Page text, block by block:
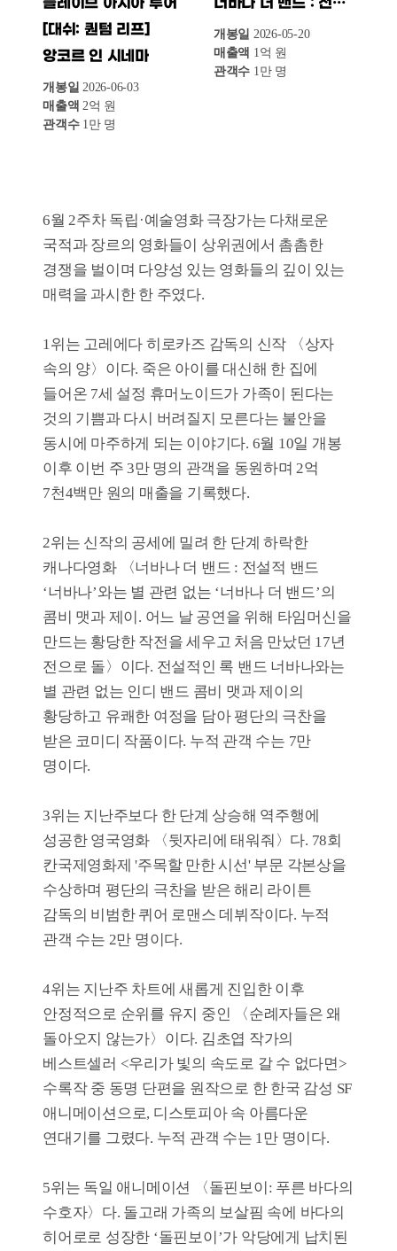
황당하고 유쾌한 여정을 담아 평단의 극찬을
받은 코미디 작품이다. 누적 관객 수는 7만
명이다.
3위는 지난주보다 한 단계 상승해 역주행에
성공한 영국영화 〈뒷자리에 태워줘〉다. 78회
4위는 지난주 차트에 새롭게 진입한 이후
안정적으로 순위를 유지 중인 〈순례자들은 왜
돌아오지 않는가〉이다. 김초엽 작가의
베스트셀러 <우리가 빛의 속도로 갈 수 없다면>
애니메이션으로, 디스토피아 속 아름다운
연대기를 그렸다. 누적 관객 수는 1만 명이다.
5위는 독일 애니메이션 〈돌핀보이: 푸른 바다의
수호자〉다. 돌고래 가족의 보살핌 속에 바다의
히어로로 성장한 ‘돌핀보이’가 악당에게 납치된
아빠를 구하고 바다를 지키기 위해 바닷속
친구들과 괴물섬으로 환상적인 모험을 떠나는
6월 2주차 독립·예술영화 흥행 TOP10
상자 속의 양
개봉일2026-06-10
매출액274백만 원
관객수30천 명
너바나 더 밴드 : 전설적 밴드 ‘너바나’와는 별 관련 없는 ‘너바나 더 밴드’의 콤비 맷과 제이. 어느 날 공연을 위해 타임머신을 만드는 황당한 작전을 세우고 처음 만났던 17년 전으로 돌
개봉일 2026-05-20
매출액 80백만 원
관객수8천 명
뒷자리에 태워줘
매출액32백만 원
순례자들은 왜
돌아오지 않는가
개봉일
2026-06-03
관객수 4천 명